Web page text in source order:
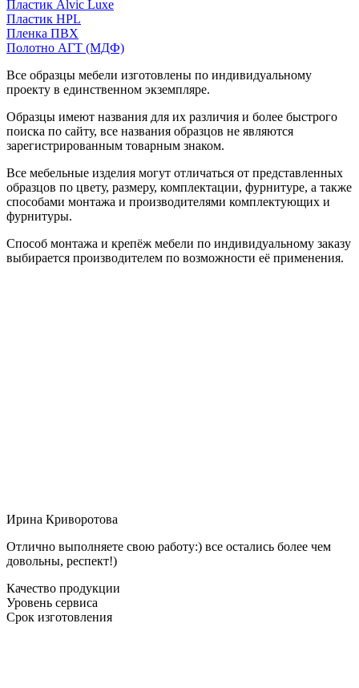
Пластик Alvic Luxe
Пластик HPL
Пленка ПВХ
Полотно АГТ (МДФ)
Все образцы мебели изготовлены по индивидуальному
проекту в единственном экземпляре.
Образцы имеют названия для их различия и более быстрого
поиска по сайту, все названия образцов не являются
зарегистрированным товарным знаком.
Все мебельные изделия могут отличаться от представленных
образцов по цвету, размеру, комплектации, фурнитуре, а также
способами монтажа и производителями комплектующих и
фурнитуры.
Способ монтажа и крепёж мебели по индивидуальному заказу
выбирается производителем по возможности её применения.
Ирина Криворотова
Отлично выполняете свою работу:) все остались более чем
довольны, респект!)
Качество продукции
Уровень сервиса
Срок изготовления